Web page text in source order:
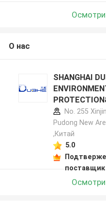
О нас
SHANGHAI
Y CO.,LTD
No. 255
Pudong New
,Китай
5.0
поставщик